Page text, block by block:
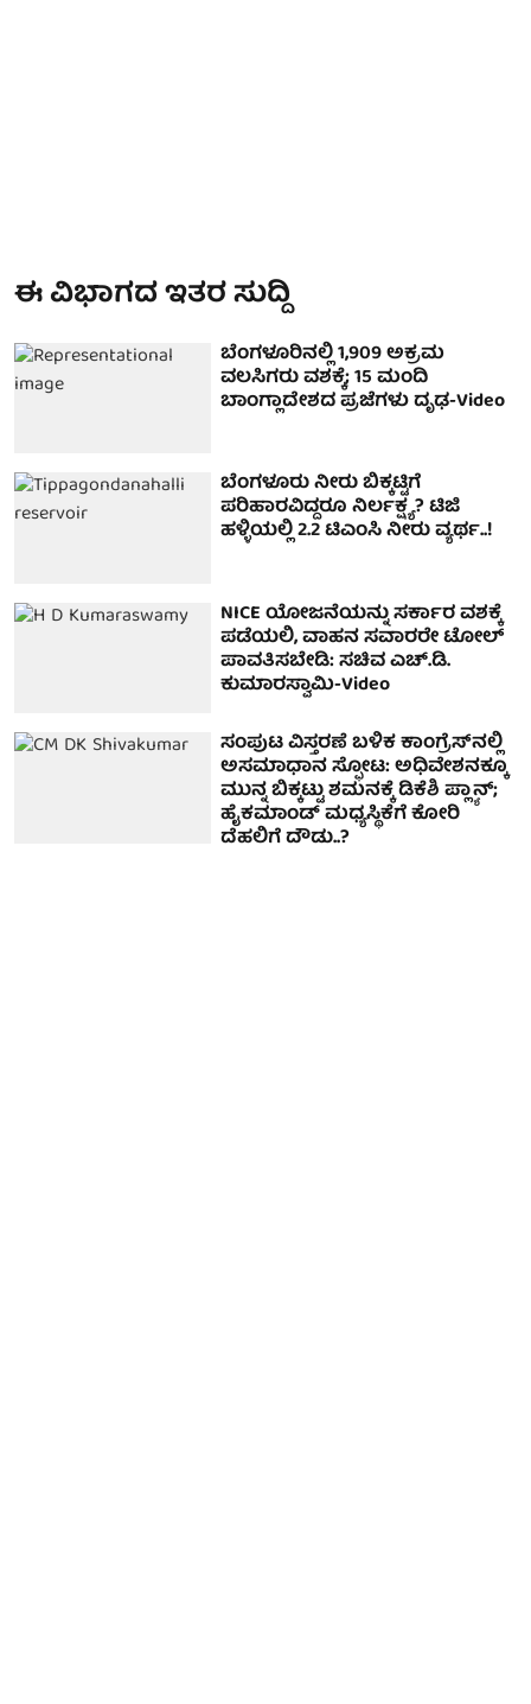
ಈ ವಿಭಾಗದ ಇತರ ಸುದ್ದಿ
ಬೆಂಗಳೂರಿನಲ್ಲಿ 1,909 ಅಕ್ರಮ
ವಲಸಿಗರು ವಶಕ್ಕೆ; 15 ಮಂದಿ
ಬಾಂಗ್ಲಾದೇಶದ ಪ್ರಜೆಗಳು ದೃಢ-Video
ಬೆಂಗಳೂರು ನೀರು ಬಿಕ್ಕಟ್ಟಿಗೆ
ಪರಿಹಾರವಿದ್ದರೂ ನಿರ್ಲಕ್ಷ್ಯ? ಟಿಜಿ
ಹಳ್ಳಿಯಲ್ಲಿ 2.2 ಟಿಎಂಸಿ ನೀರು ವ್ಯರ್ಥ..!
NICE ಯೋಜನೆಯನ್ನು ಸರ್ಕಾರ ವಶಕ್ಕೆ
ಪಡೆಯಲಿ, ವಾಹನ ಸವಾರರೇ ಟೋಲ್
ಪಾವತಿಸಬೇಡಿ: ಸಚಿವ ಎಚ್.ಡಿ.
ಕುಮಾರಸ್ವಾಮಿ-Video
ಸಂಪುಟ ವಿಸ್ತರಣೆ ಬಳಿಕ ಕಾಂಗ್ರೆಸ್‌ನಲ್ಲಿ
ಅಸಮಾಧಾನ ಸ್ಫೋಟ: ಅಧಿವೇಶನಕ್ಕೂ
ಮುನ್ನ ಬಿಕ್ಕಟ್ಟು ಶಮನಕ್ಕೆ ಡಿಕೆಶಿ ಪ್ಲ್ಯಾನ್‌;
ಹೈಕಮಾಂಡ್‌ ಮಧ್ಯಸ್ಥಿಕೆಗೆ ಕೋರಿ
ದೆಹಲಿಗೆ ದೌಡು..?